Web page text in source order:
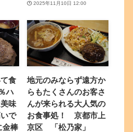
2025年11月10日 12:00
食
ハ
味
で
棒
地元のみならず遠方か
らもたくさんのお客さ
んが来られる大人気の
お食事処！ 京都市上
京区 「松乃家」